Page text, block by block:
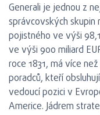
Generali je jednou z
správcovských
pojistného ve výši
ve výši 900 miliard
roce 1831, má více
poradců, kteří
vedoucí pozici v
Americe. Jádrem